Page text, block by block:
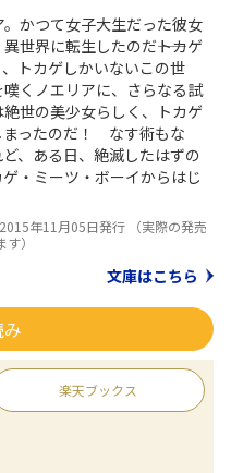
かつて女子大生だった彼女
世界に転生したのだ――トカゲ
トカゲしかいないこの世
くノエリアに、さらなる試
世の美少女らしく、トカゲ
まったのだ！ なす術もな
、ある日、絶滅したはずの
ミーツ・ボーイからはじ
年11月05日発行 （実際の発売
）
文庫はこちら
楽天ブックス